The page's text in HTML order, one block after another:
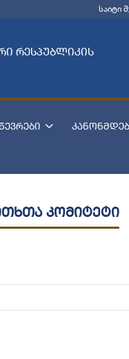
საიტი
რესპუბლიკის
კომიტეტი